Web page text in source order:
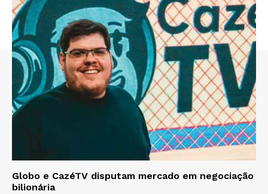
Globo e CazéTV disputam mercado em negociação
bilionária